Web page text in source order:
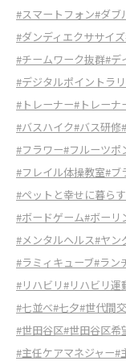
#スマートフォン#ダブ
#ダンディエクササイズ
#チームワーク抜群#デ
#デジタルポイントラ
#トレーナー#トレーナ
#バスハイク#バス研修
#フラワー#フルーツポ
#フレイル体操教室#ブ
#ペットと幸せに暮ら
#ボードゲーム#ボーリ
#メンタルヘルス#ヤン
#ラミィキューブ#ラン
#リハビリ#リハビリ運
#七並べ#七夕#世代間
#世田谷区#世田谷区希
#主任ケアマネジャー#